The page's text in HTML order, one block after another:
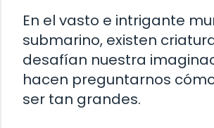
En el vasto e intrigante
submarino, existen
desafían nuestra
hacen preguntarnos
ser tan grandes.